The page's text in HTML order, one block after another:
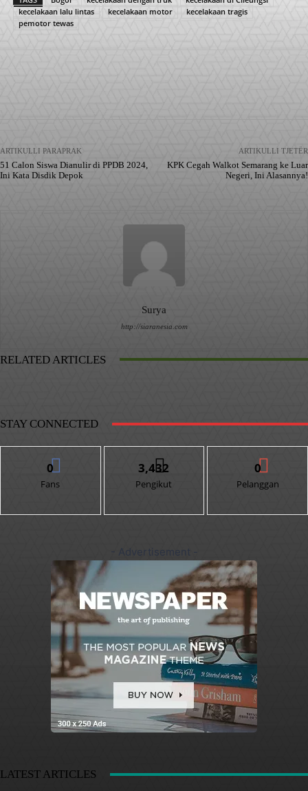
kecelakaan lalu lintas
kecelakaan motor
kecelakaan tragis
pemotor tewas
ARTIKULLI PARAPRAK
51 Calon Siswa Dianulir di PPDB 2024,
Ini Kata Disdik Depok
ARTIKULLI TJETËR
KPK Cegah Walkot Semarang ke Luar
Negeri, Ini Alasannya!
Surya
http://siaranesia.com
RELATED ARTICLES
STAY CONNECTED
0
Fans
3,432
Pengikut
0
Pelanggan
- Advertisement -
LATEST ARTICLES